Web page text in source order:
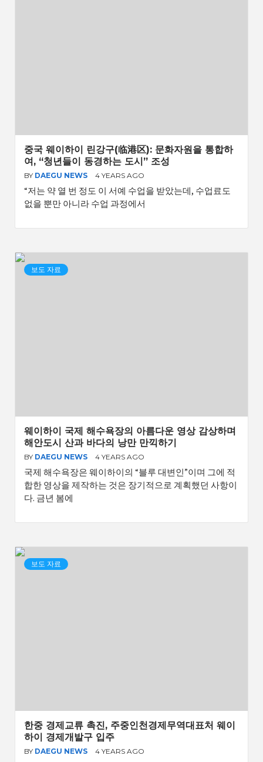
중국 웨이하이 린강구(临港区): 문화자원을 통합하
여, “청년들이 동경하는 도시” 조성
BY DAEGU NEWS 4 YEARS AGO
“저는 약 열 번 정도 이 서예 수업을 받았는데, 수업료도
없을 뿐만 아니라 수업 과정에서
보도 자료
웨이하이 국제 해수욕장의 아름다운 영상 감상하며
해안도시 산과 바다의 낭만 만끽하기
BY DAEGU NEWS 4 YEARS AGO
국제 해수욕장은 웨이하이의 “블루 대변인”이며 그에 적
합한 영상을 제작하는 것은 장기적으로 계획했던 사항이
다. 금년 봄에
보도 자료
한중 경제교류 촉진, 주중인천경제무역대표처 웨이
하이 경제개발구 입주
BY DAEGU NEWS 4 YEARS AGO